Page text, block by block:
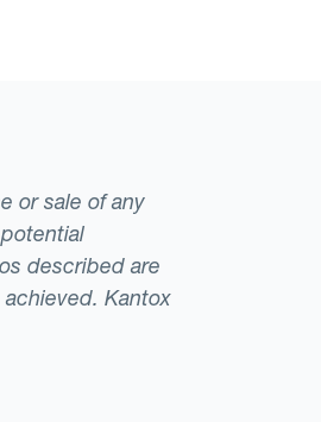
or sale of any
described are
Kantox